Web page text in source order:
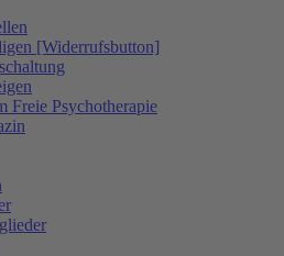
[Widerrufsbutton]
Freie Psychotherapie